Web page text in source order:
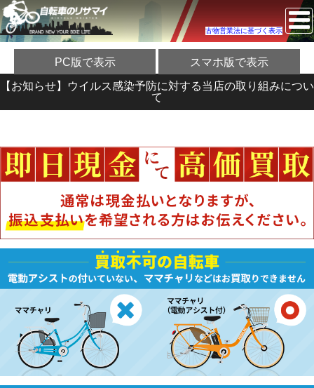
古物営業法に基づく表示
PC版で表示 スマホ版で表示
【お知らせ】ウイルス感染予防に対する当店の取り組みについ
て